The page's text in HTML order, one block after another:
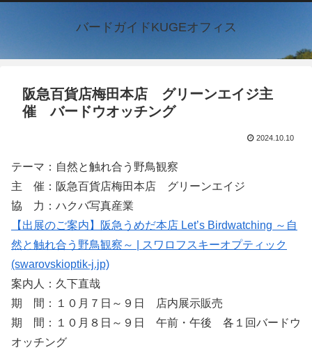
バードガイドKUGEオフィス
阪急百貨店梅田本店 グリーンエイジ主
催 バードウオッチング
2024.10.10
テーマ：自然と触れ合う野鳥観察
主 催：阪急百貨店梅田本店 グリーンエイジ
協 力：ハクバ写真産業
【出展のご案内】阪急うめだ本店 Let’s Birdwatching ～自
然と触れ合う野鳥観察～ | スワロフスキーオプティック
(swarovskioptik-j.jp)
案内人：久下直哉
期 間：１０月７日～９日 店内展示販売
期 間：１０月８日～９日 午前・午後 各１回バードウ
オッチング